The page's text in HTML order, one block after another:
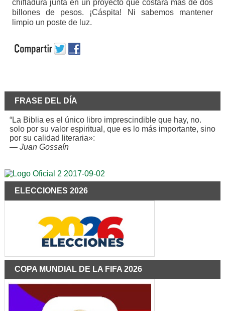
chifladura junta en un proyecto que costará más de dos
billones de pesos. ¡Cáspita! Ni sabemos mantener
limpio un poste de luz.
FRASE DEL DÍA
“La Biblia es el único libro imprescindible que hay, no.
solo por su valor espiritual, que es lo más importante, sino
por su calidad literaria»:
— Juan Gossaín
ELECCIONES 2026
COPA MUNDIAL DE LA FIFA 2026